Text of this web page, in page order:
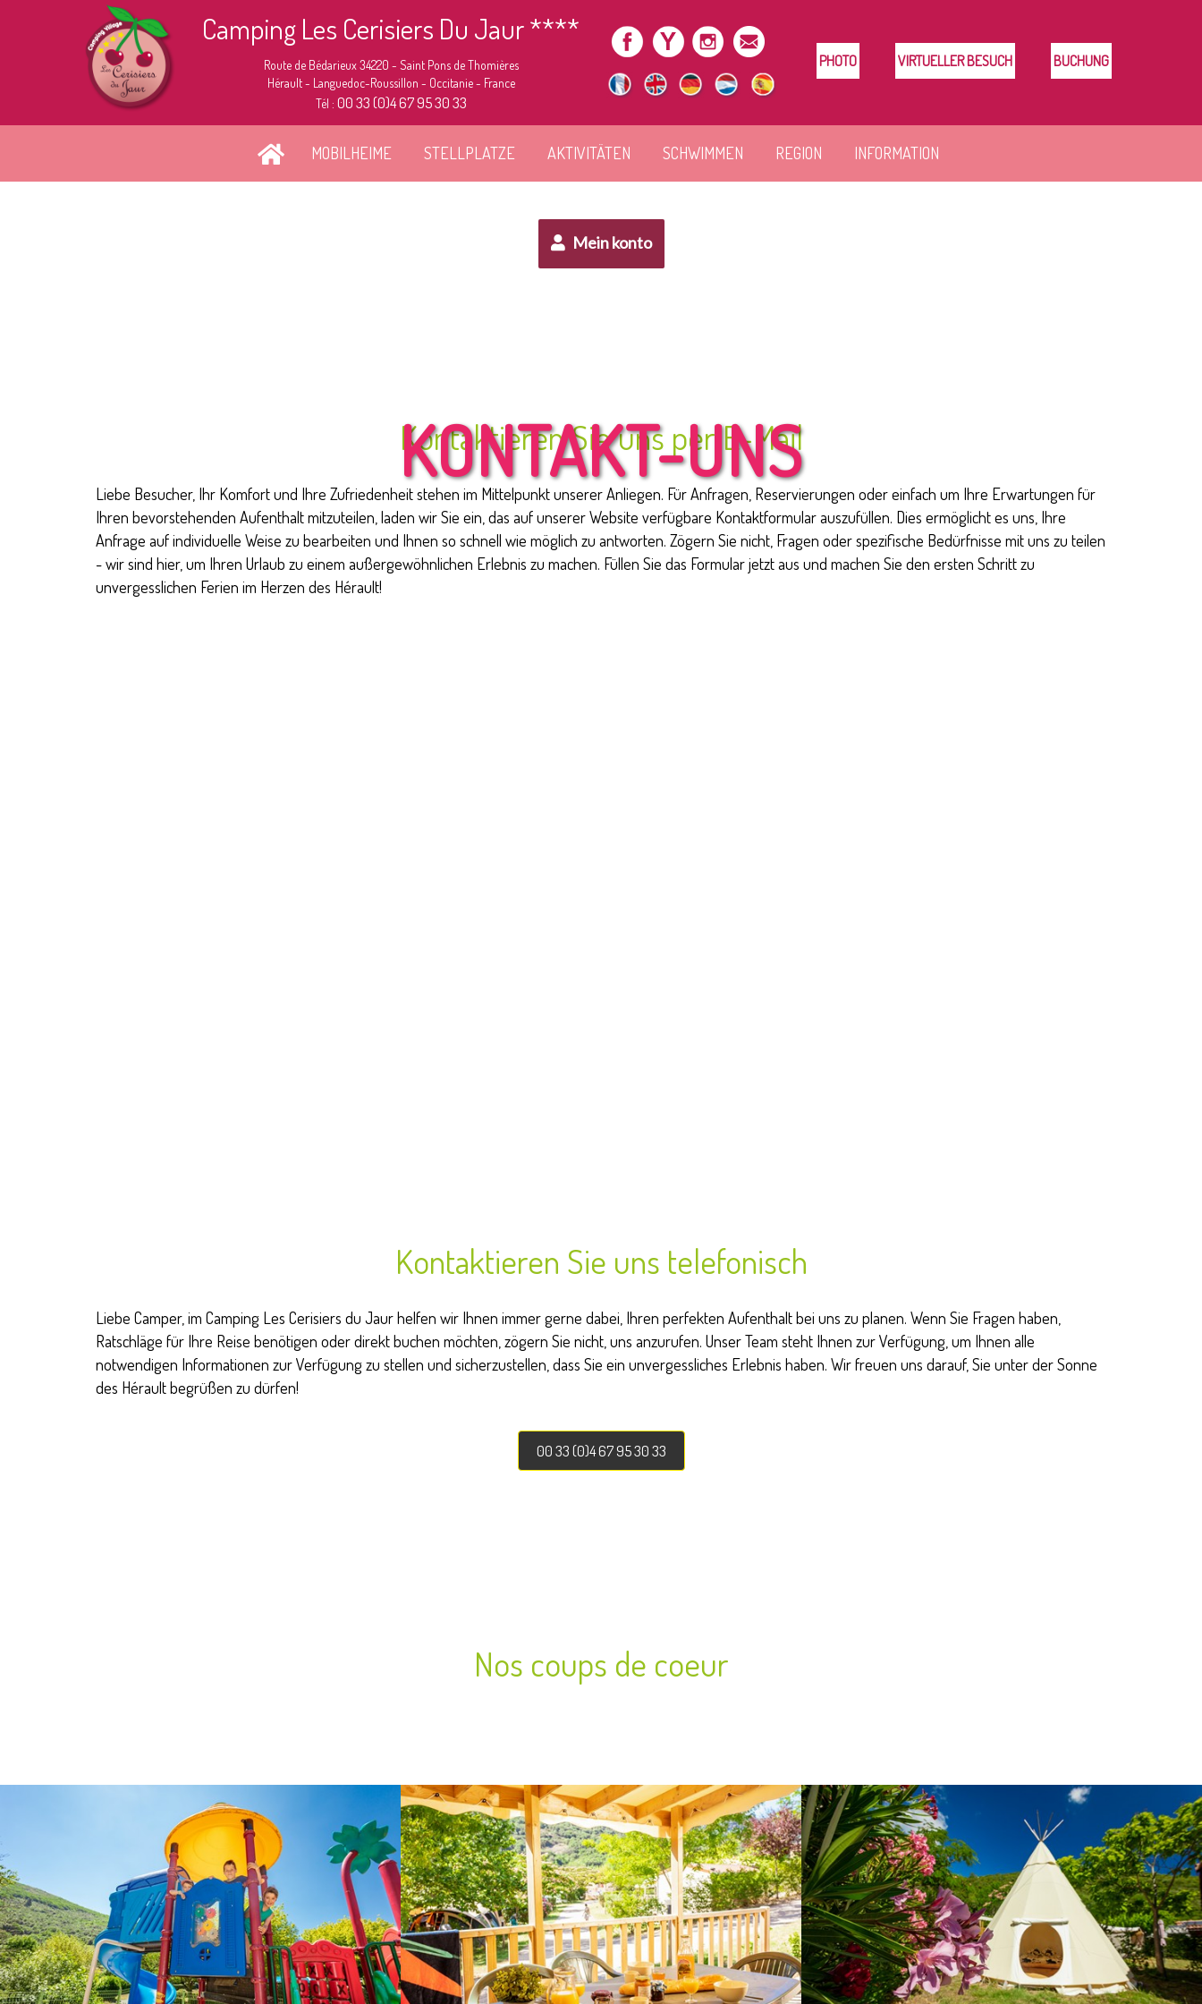
Camping Les Cerisiers Du Jaur ****
Route de Bédarieux 34220 - Saint Pons de Thomières
Hérault - Languedoc-Roussillon - Occitanie - France
Tél : 00 33 (0)4 67 95 30 33
PHOTO VIRTUELLER BESUCH BUCHUNG
MOBILHEIME STELLPLATZE AKTIVITÄTEN SCHWIMMEN REGION INFORMATION
KONTAKT-UNS
Mein konto
Kontaktieren Sie uns per E-Mail
Liebe Besucher, Ihr Komfort und Ihre Zufriedenheit stehen im Mittelpunkt unserer Anliegen. Für Anfragen, Reservierungen oder einfach um Ihre Erwartungen für
Ihren bevorstehenden Aufenthalt mitzuteilen, laden wir Sie ein, das auf unserer Website verfügbare Kontaktformular auszufüllen. Dies ermöglicht es uns, Ihre
Anfrage auf individuelle Weise zu bearbeiten und Ihnen so schnell wie möglich zu antworten. Zögern Sie nicht, Fragen oder spezifische Bedürfnisse mit uns zu teilen
- wir sind hier, um Ihren Urlaub zu einem außergewöhnlichen Erlebnis zu machen. Füllen Sie das Formular jetzt aus und machen Sie den ersten Schritt zu
unvergesslichen Ferien im Herzen des Hérault!
Kontaktieren Sie uns telefonisch
Liebe Camper, im Camping Les Cerisiers du Jaur helfen wir Ihnen immer gerne dabei, Ihren perfekten Aufenthalt bei uns zu planen. Wenn Sie Fragen haben,
Ratschläge für Ihre Reise benötigen oder direkt buchen möchten, zögern Sie nicht, uns anzurufen. Unser Team steht Ihnen zur Verfügung, um Ihnen alle
notwendigen Informationen zur Verfügung zu stellen und sicherzustellen, dass Sie ein unvergessliches Erlebnis haben. Wir freuen uns darauf, Sie unter der Sonne
des Hérault begrüßen zu dürfen!
00 33 (0)4 67 95 30 33
Nos coups de coeur